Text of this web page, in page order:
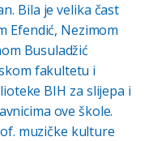
Bila je velika čast
Efendić, Nezimom
Busuladžić
fakultetu i
BIH za slijepa i
ove škole.
muzičke kulture